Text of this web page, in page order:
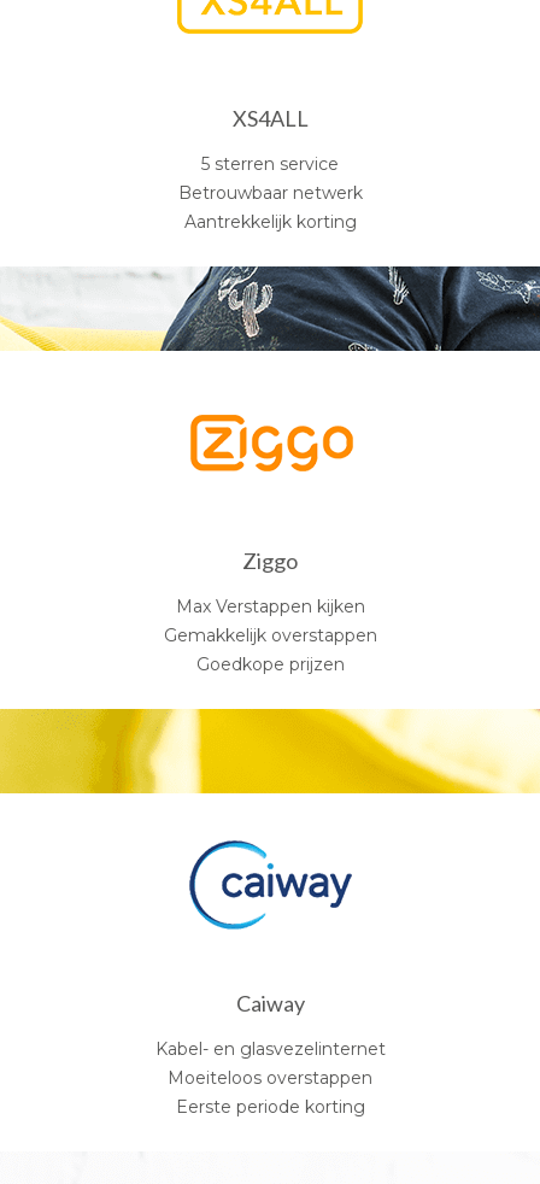
XS4ALL
5 sterren service
Betrouwbaar netwerk
Aantrekkelijk korting
Ziggo
Max Verstappen kijken
Gemakkelijk overstappen
Goedkope prijzen
Caiway
Kabel- en glasvezelinternet
Moeiteloos overstappen
Eerste periode korting